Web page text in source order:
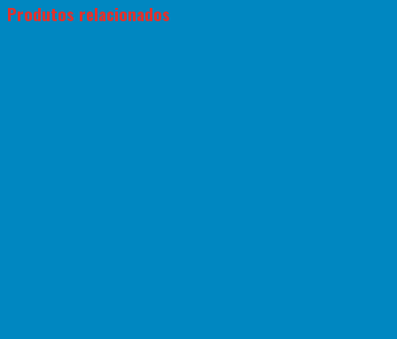
Produtos relacionados